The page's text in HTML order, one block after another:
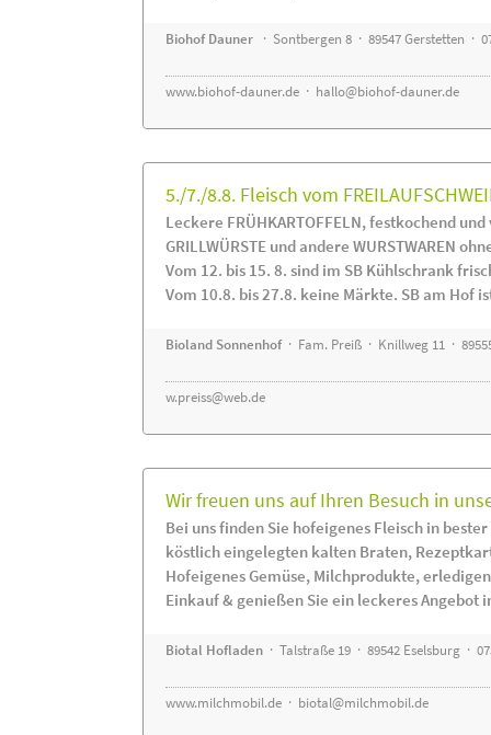
Biohof Dauner · Sontbergen 8 · 89547 Gerstetten ·
www.biohof-dauner.de · hallo@biohof-dauner.de
5./7./8.8. Fleisch vom
Leckere FRÜHKARTOFFELN, festkochend
GRILLWÜRSTE und andere WURSTWAREN
Vom 12. bis 15. 8. sind im SB Kühlschrank
Vom 10.8. bis 27.8. keine Märkte. SB am Hof
Bioland Sonnenhof· Fam. Preiß · Knillweg 11 ·
w.preiss@web.de
Wir freuen uns auf Ihren Besuch in
Bei uns finden Sie hofeigenes Fleisch in
köstlich eingelegten kalten Braten,
Hofeigenes Gemüse, Milchprodukte,
Einkauf & genießen Sie ein leckeres Angebot
Biotal Hofladen · Talstraße 19 · 89542 Eselsburg ·
www.milchmobil.de · biotal@milchmobil.de